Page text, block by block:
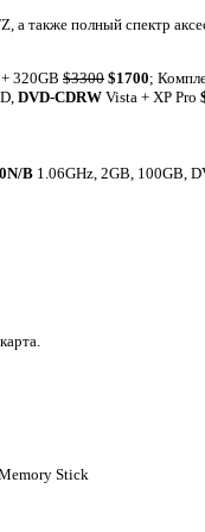
а также полный спектр
320GB $3300 $1700;
DVD-CDRW Vista + XP Pro
B 1.06GHz, 2GB, 100GB,
Stick